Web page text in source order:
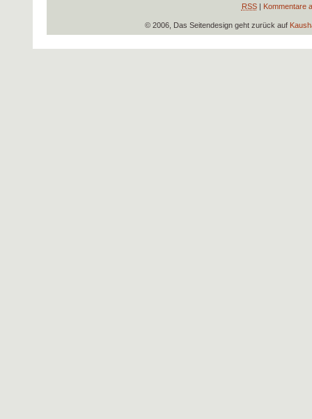
RSS| Kommentare
© 2006, Das Seitendesign geht zurück auf